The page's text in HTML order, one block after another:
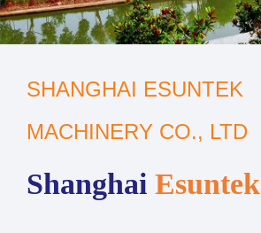
SHANGHAI ESUNTEK
MACHINERY CO., LTD
Shanghai Esuntek